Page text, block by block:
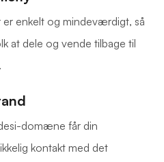
enkelt og mindeværdigt, så
at dele og vende tilbage til
domæne får din
kontakt med det